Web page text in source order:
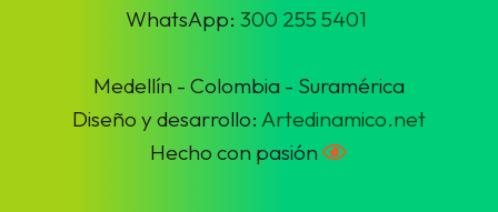
WhatsApp:300 255 5401
Medellín - Colombia - Suramérica
Diseño y desarrollo: Artedinamico.net
Hecho con pasión